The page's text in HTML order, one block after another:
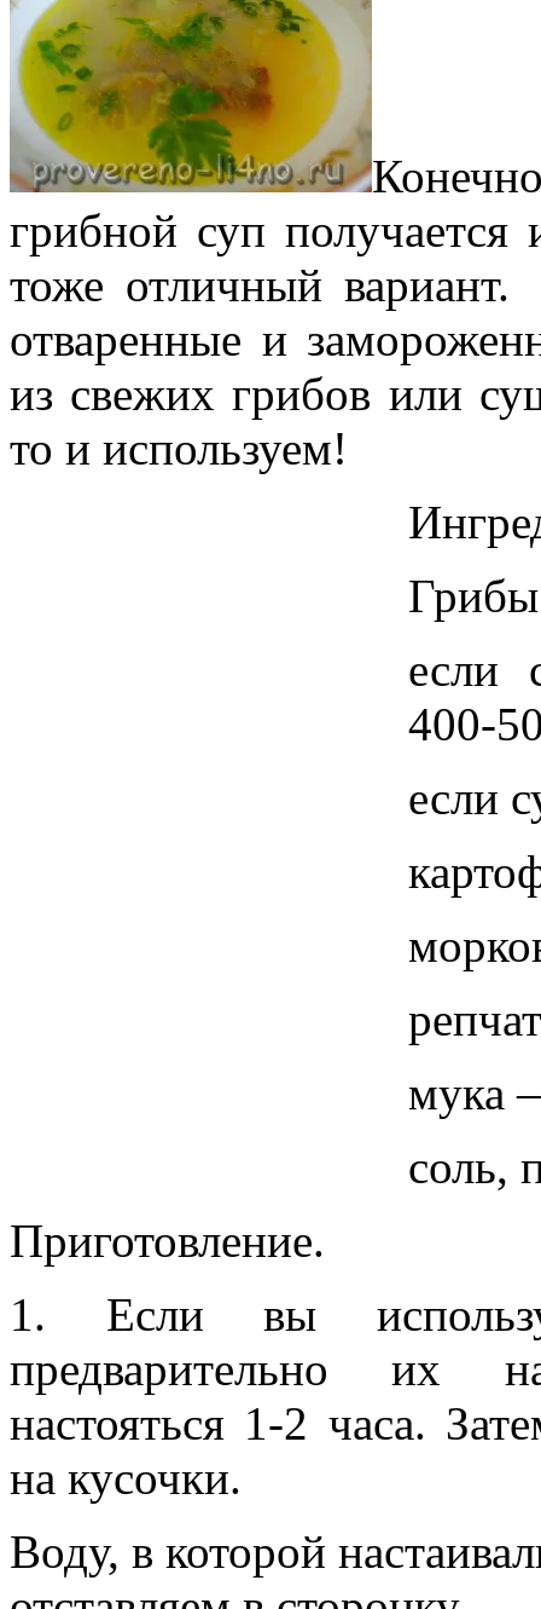
грибной суп
тоже отличный
отваренные и
из свежих грибов или
то и используем!
если
400-
если
мука
соль,
Приготовление.
1. Если вы
предварительно их
настояться 1-2 часа.
на кусочки.
Воду, в которой